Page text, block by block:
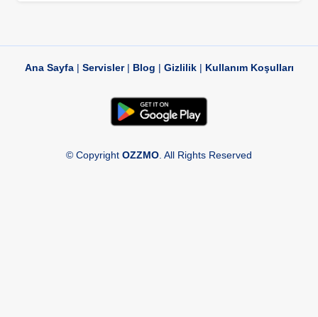
Ana Sayfa| Servisler| Blog | Gizlilik| Kullanım Koşulları
© Copyright OZZMO . All Rights Reserved